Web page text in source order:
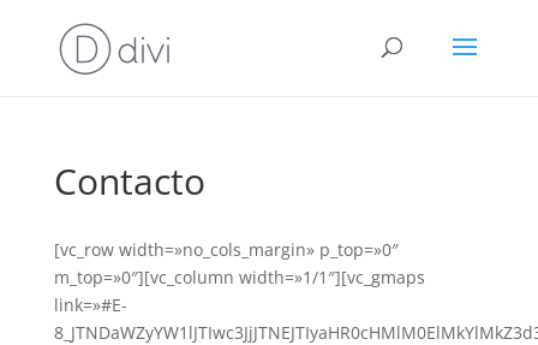
Contacto
[vc_row width=»no_cols_margin» p_top=»0″
m_top=»0″][vc_column width=»1/1″][vc_gmaps
link=»#E-